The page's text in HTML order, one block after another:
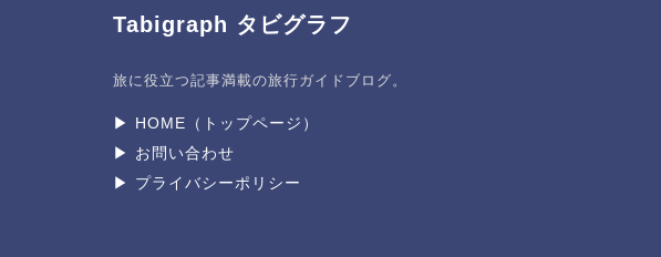
Tabigraph タビグラフ
旅に役立つ記事満載の旅行ガイドブログ。
▶︎ HOME（トップページ）
▶︎ お問い合わせ
▶︎ プライバシーポリシー